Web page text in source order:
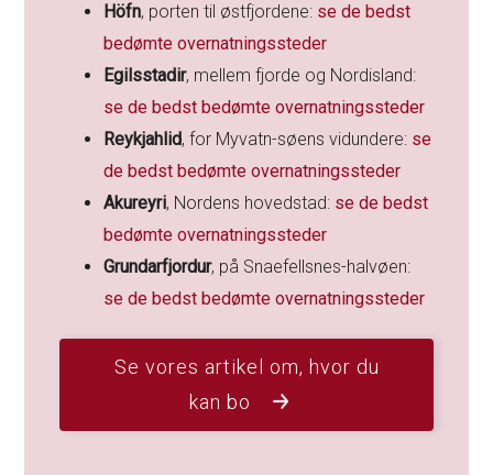
Höfn, porten til østfjordene: se de bedst
bedømte overnatningssteder
Egilsstadir, mellem fjorde og Nordisland:
se de bedst bedømte overnatningssteder
Reykjahlid, for Myvatn-søens vidundere: se
de bedst bedømte overnatningssteder
Akureyri, Nordens hovedstad: se de bedst
bedømte overnatningssteder
Grundarfjordur, på Snaefellsnes-halvøen:
se de bedst bedømte overnatningssteder
Se vores artikel om, hvor du
kan bo